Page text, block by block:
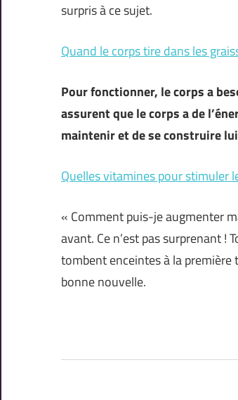
surpris à ce sujet.
Quand le corps tire dans les
Pour fonctionner, le corps a
assurent que le corps a de
maintenir et de se construire
Quelles vitamines pour stimuler
« Comment puis-je augmenter
avant. Ce n’est pas surprenant !
tombent enceintes à la première
bonne nouvelle.